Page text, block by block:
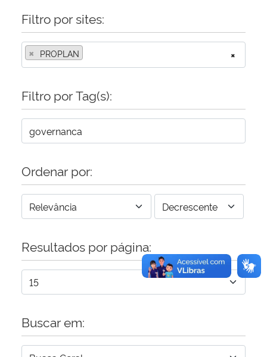
Ministério do Desenvolvimento Regional
Controladoria-Geral da União
Secretaria-Geral
Gabinete de Segurança Institucional
Advocacia-Geral da União
Banco Central do Brasil
Planalto
Filtro por sites:
×
× PROPLAN
Filtro por Tag(s):
Ordenar por:
Resultados por página:
Buscar em: